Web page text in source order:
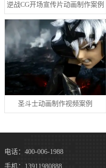
逆战CG开场宣传片动画制作案例
圣斗士动画制作视频案例
电话：400-006-1988
手机：13911980888